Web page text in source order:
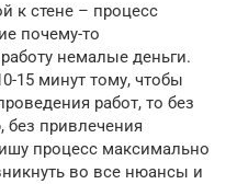
к стене – процесс
почему-то
немалые деньги.
15 минут тому, чтобы
работ, то без
без привлечения
процесс максимально
во все нюансы и